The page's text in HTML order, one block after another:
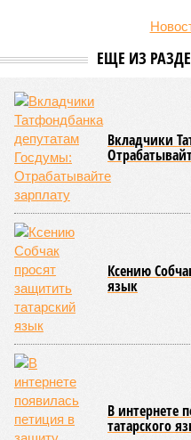
на встрече
Татарстан, его
наращивает объёмы
связи с чем рассматривает
масштабных рынков сбыта.
прорабатывала варианты с
вызвал ожидаемого
показали положительную
столь велики. Китай же
привлекательным.
фокус-группы показало,
интерес у китайцев, а
добавляет продукту особой
воспринимается как знак
Есть ли риски?
Опрошенные эксперты
будет архисложно из-за
конкуренции. Основной
Вьетнам, контролирует